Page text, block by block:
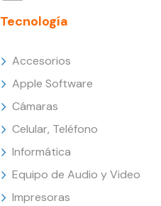
Tecnología
Accesorios
Apple Software
Cámaras
Celular, Teléfono
Informática
Equipo de Audio y Video
Impresoras